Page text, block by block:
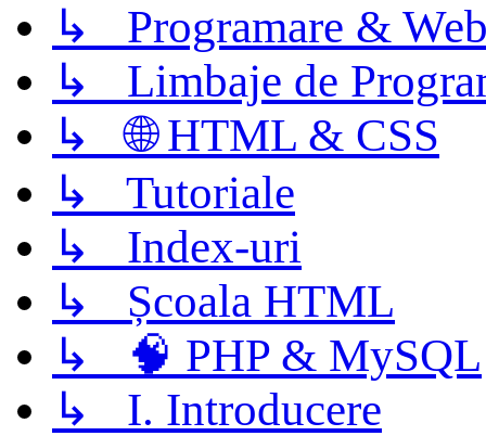
↳ Programare &
↳ Limbaje de
↳ 🌐 HTML & CSS
↳ Tutoriale
↳ Index-uri
↳ Școala HTML
↳ 🧠 PHP & MySQL
↳ I. Introducere